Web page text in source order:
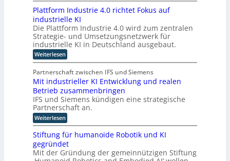
u
s
t
r
i
e
e
r
m
ö
g
l
i
c
h
e
n
C
b
e
r
R
e
s
i
i
e
n
c
e
A
c
t
e
r
n
e
T
r
a
n
s
o
r
t
l
o
g
i
s
t
i
k
n
d
E
l
a
n
i
n
d
u
s
t
r
i
a
l
i
s
i
e
A
s
i
s
t
e
n
t
s
t
a
t
t
k
l
a
s
s
i
Plattform Industrie 4.0 richtet Fokus auf
industrielle KI
Die Plattform Industrie 4.0 wird zum zentralen
Strategie- und Umsetzungsnetzwerk für
industrielle KI in Deutschland ausgebaut.
Weiterlesen:
P
a
t
t
f
o
r
m
I
n
d
u
s
Partnerschaft zwischen IFS und Siemens
Mit industrieller KI Entwicklung und realen
Betrieb zusammenbringen
IFS und Siemens kündigen eine strategische
Partnerschaft an.
Weiterlesen:
M
i
t
i
n
Stiftung für humanoide Robotik und KI
gegründet
Mit der Gründung der gemeinnützigen Stiftung